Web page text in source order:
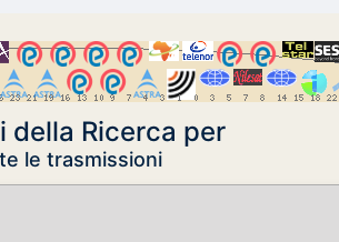
della Ricerca per
le trasmissioni